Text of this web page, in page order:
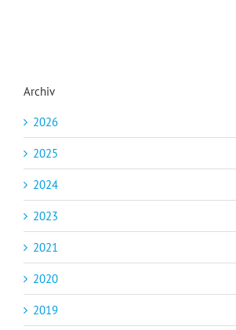
Archiv
2026
2025
2024
2023
2021
2020
2019